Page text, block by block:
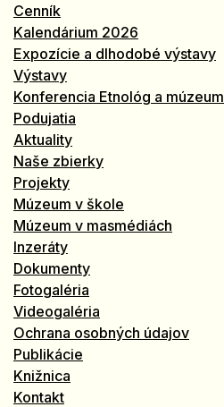
Cenník
Kalendárium 2026
Expozície a dlhodobé výstavy
Výstavy
Konferencia Etnológ a múzeum
Podujatia
Aktuality
Naše zbierky
Projekty
Múzeum v škole
Múzeum v masmédiách
Inzeráty
Dokumenty
Fotogaléria
Videogaléria
Ochrana osobných údajov
Publikácie
Knižnica
Kontakt